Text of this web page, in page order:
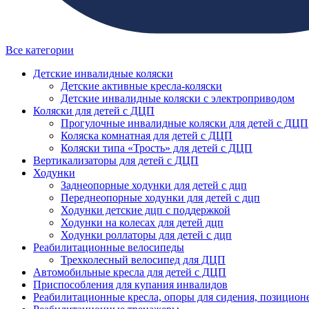
Все категории
Детские инвалидные коляски
Детские активные кресла-коляски
Детские инвалидные коляски с электроприводом
Коляски для детей с ДЦП
Прогулочные инвалидные коляски для детей с ДЦП
Коляска комнатная для детей с ДЦП
Коляски типа «Трость» для детей с ДЦП
Вертикализаторы для детей с ДЦП
Ходунки
Заднеопорные ходунки для детей с дцп
Переднеопорные ходунки для детей с дцп
Ходунки детские дцп с поддержкой
Ходунки на колесах для детей дцп
Ходунки роллаторы для детей с дцп
Реабилитационные велосипеды
Трехколесный велосипед для ДЦП
Автомобильные кресла для детей с ДЦП
Приспособления для купания инвалидов
Реабилитационные кресла, опоры для сидения,